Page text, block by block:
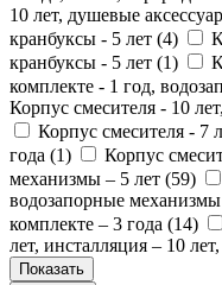
10 лет, душевые
кранбуксы - 5 лет (4)
кранбуксы - 5 лет (1)
комплекте - 1 год,
Корпус смесителя - 10
Корпус смесителя - 7
года (1)
Корпус
механизмы – 5 лет (59)
водозапорные
комплекте – 3 года (14)
лет, инсталляция – 10